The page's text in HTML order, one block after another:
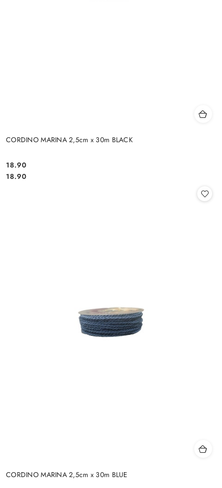
CORDINO MARINA 2,5cm x 30m BLACK
Cena:
18.90
Cena:
18.90
CORDINO MARINA 2,5cm x 30m BLUE